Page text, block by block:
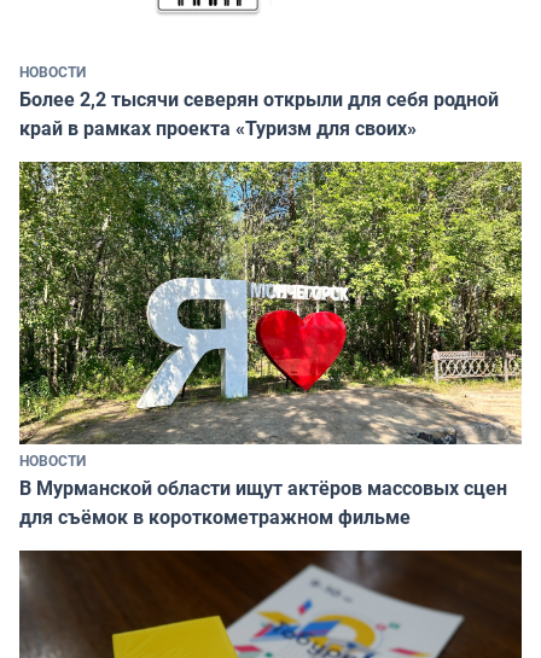
НОВОСТИ
Более 2,2 тысячи северян открыли для себя родной
край в рамках проекта «Туризм для своих»
НОВОСТИ
В Мурманской области ищут актёров массовых сцен
для съёмок в короткометражном фильме